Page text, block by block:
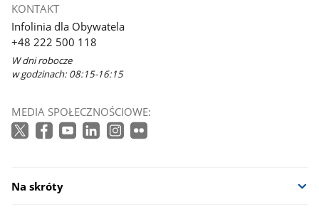
KONTAKT
Infolinia dla Obywatela
+48 222 500 118
W dni robocze
w godzinach: 08:15-16:15
MEDIA SPOŁECZNOŚCIOWE:
Na skróty